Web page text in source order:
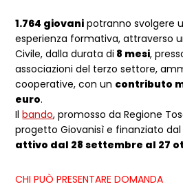
1.764 giovani potranno svolgere
esperienza formativa, attraverso
Civile, dalla durata di 8 mesi,
associazioni del terzo settore,
cooperative, con un contributo
euro.
Ilbando, promosso da Regione
progetto Giovanisì e finanziato dal
attivo dal 28 settembre al 27
CHI PUÒ PRESENTARE DOMANDA